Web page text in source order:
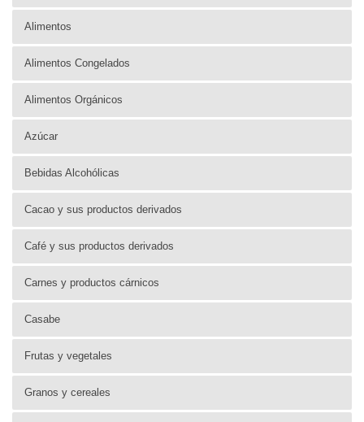
Alimentos
Alimentos Congelados
Alimentos Orgánicos
Azúcar
Bebidas Alcohólicas
Cacao y sus productos derivados
Café y sus productos derivados
Carnes y productos cárnicos
Casabe
Frutas y vegetales
Granos y cereales